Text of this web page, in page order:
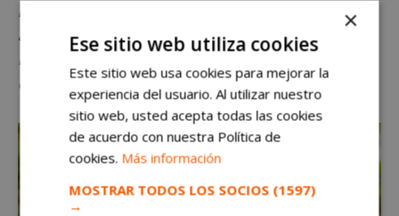
municipal. Para nosotros sería importante
avanzar en este proyecto.El objetivo es salir
reforzados de esta crisis como una ciudad más
digitalizada”.
×
Ese sitio web utiliza cookies
Este sitio web usa cookies para mejorar la
experiencia del usuario. Al utilizar nuestro
sitio web, usted acepta todas las cookies
de acuerdo con nuestra Política de
cookies. Más información
MOSTRAR TODOS LOS SOCIOS (1597)
→